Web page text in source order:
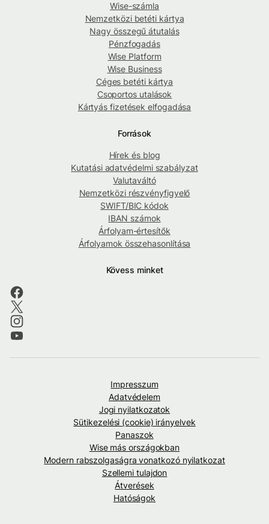
Wise-számla
Nemzetközi betéti kártya
Nagy összegű átutalás
Pénzfogadás
Wise Platform
Wise Business
Céges betéti kártya
Csoportos utalások
Kártyás fizetések elfogadása
Források
Hírek és blog
Kutatási adatvédelmi szabályzat
Valutaváltó
Nemzetközi részvényfigyelő
SWIFT/BIC kódok
IBAN számok
Árfolyam-értesítők
Árfolyamok összehasonlítása
Kövess minket
Impresszum
Adatvédelem
Jogi nyilatkozatok
Sütikezelési (cookie) irányelvek
Panaszok
Wise más országokban
Modern rabszolgaságra vonatkozó nyilatkozat
Szellemi tulajdon
Átverések
Hatóságok